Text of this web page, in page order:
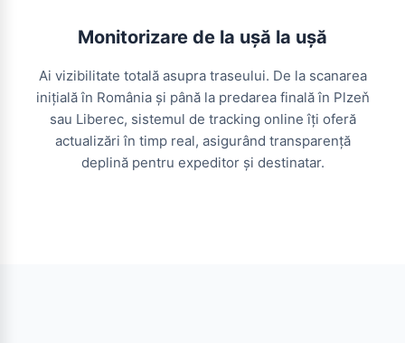
Monitorizare de la ușă la ușă
Ai vizibilitate totală asupra traseului. De la scanarea
inițială în România și până la predarea finală în Plzeň
sau Liberec, sistemul de tracking online îți oferă
actualizări în timp real, asigurând transparență
deplină pentru expeditor și destinatar.